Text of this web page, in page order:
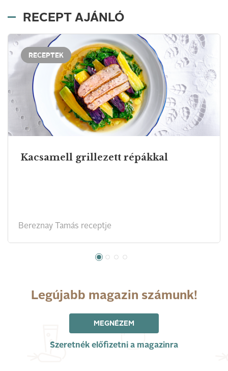
RECEPT AJÁNLÓ
RECEPTEK
Kacsamell grillezett répákkal
Bereznay Tamás receptje
Legújabb magazin számunk!
MEGNÉZEM
Szeretnék előfizetni a magazinra